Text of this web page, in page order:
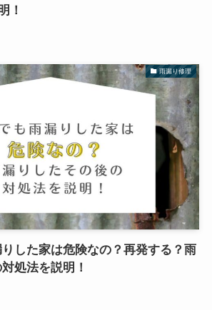
！
雨漏り修理
した家は危険なの？再発する？雨
処法を説明！